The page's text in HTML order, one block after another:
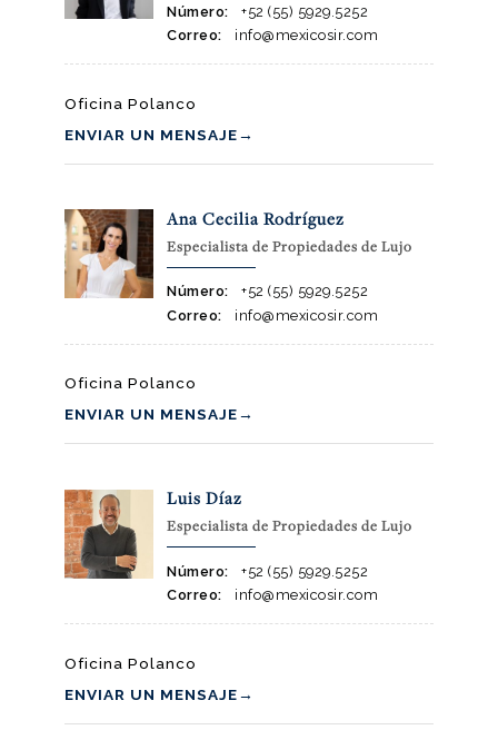
Número:
+52 (55) 5929.5252
Correo:
info@mexicosir.com
Oficina Polanco
ENVIAR UN MENSAJE→
Ana Cecilia Rodríguez
Especialista de Propiedades de Lujo
Número:
+52 (55) 5929.5252
Correo:
info@mexicosir.com
Oficina Polanco
ENVIAR UN MENSAJE→
Luis Díaz
Especialista de Propiedades de Lujo
Número:
+52 (55) 5929.5252
Correo:
info@mexicosir.com
Oficina Polanco
ENVIAR UN MENSAJE→